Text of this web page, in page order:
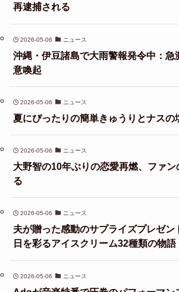
再逮捕される
2026-05-06 ニュース
沖縄・伊豆諸島で大雨警報発令中：急
意喚起
2026-05-06 ニュース
夏にぴったりの簡単きゅうりとナスの
2026-05-06 ニュース
大野智の10年ぶりの恋愛再燃、ファン
る
2026-05-06 ニュース
夫が贈った感動のサプライズプレゼン
日を彩るアイスクリーム32種類の物語
2026-05-06 ニュース